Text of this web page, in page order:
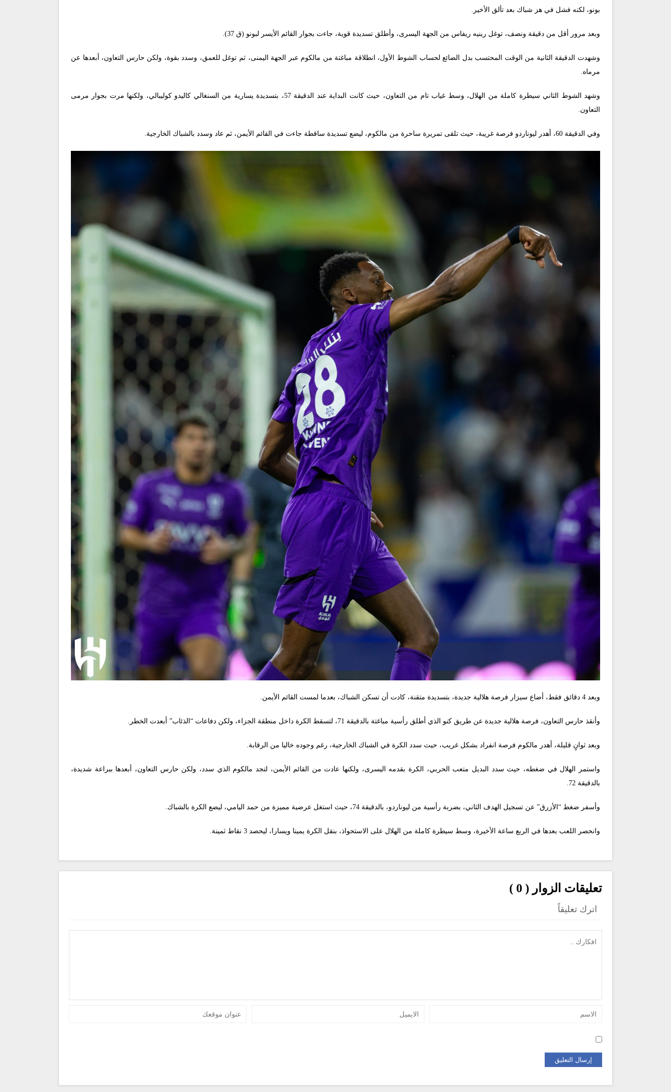
بونو، لكنه فشل في هز شباك بعد تألق الأخير.
وبعد مرور أقل من دقيقة ونصف، توغل رينيه ريفاس من الجهة اليسرى، وأطلق تسديدة قوية، جاءت بجوار القائم الأيسر لبونو (ق 37).
وشهدت الدقيقة الثانية من الوقت المحتسب بدل الضائع لحساب الشوط الأول، انطلاقة مباغتة من مالكوم عبر الجهة اليمنى، ثم توغل للعمق، وسدد بقوة، ولكن حارس التعاون، أبعدها عن
مرماه.
وشهد الشوط الثاني سيطرة كاملة من الهلال، وسط غياب تام من التعاون، حيث كانت البداية عند الدقيقة 57، بتسديدة يسارية من السنغالي كاليدو كوليبالي، ولكنها مرت بجوار مرمى
التعاون.
وفي الدقيقة 60، أهدر ليوناردو فرصة غريبة، حيث تلقى تمريرة ساحرة من مالكوم، ليضع تسديدة ساقطة جاءت في القائم الأيمن، ثم عاد وسدد بالشباك الخارجية.
وبعد 4 دقائق فقط، أضاع سيزار فرصة هلالية جديدة، بتسديدة متقنة، كادت أن تسكن الشباك، بعدما لمست القائم الأيمن.
وأنقذ حارس التعاون، فرصة هلالية جديدة عن طريق كنو الذي أطلق رأسية مباغتة بالدقيقة 71، لتسقط الكرة داخل منطقة الجزاء، ولكن دفاعات “الذئاب” أبعدت الخطر.
وبعد ثوانٍ قليلة، أهدر مالكوم فرصة انفراد بشكل غريب، حيث سدد الكرة في الشباك الخارجية، رغم وجوده خاليا من الرقابة.
واستمر الهلال في ضغطه، حيث سدد البديل متعب الحربي، الكرة بقدمه اليسرى، ولكنها عادت من القائم الأيمن، لتجد مالكوم الذي سدد، ولكن حارس التعاون، أبعدها ببراعة شديدة،
بالدقيقة 72.
وأسفر ضغط “الأزرق” عن تسجيل الهدف الثاني، بضربة رأسية من ليوناردو، بالدقيقة 74، حيث استغل عرضية مميزة من حمد اليامي، ليضع الكرة بالشباك.
وانحصر اللعب بعدها في الربع ساعة الأخيرة، وسط سيطرة كاملة من الهلال على الاستحواذ، بنقل الكرة يمينا ويسارا، ليحصد 3 نقاط ثمينة.
تعليقات الزوار ( 0 )
اترك تعليقاً